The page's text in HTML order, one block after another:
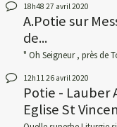
18h48 27 avril 2020
A.Potiesur
de...
" Oh Seigneur , près de
12h1126 avril 2020
Potie - Lauber
Eglise St